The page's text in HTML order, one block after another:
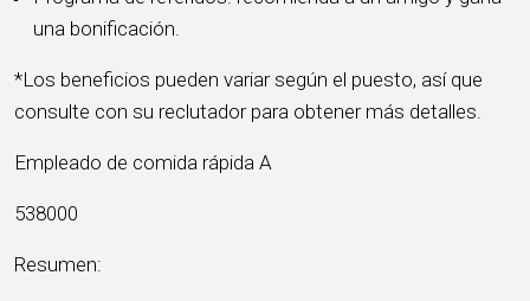
una bonificación.
*Los beneficios pueden variar según el puesto, así que
consulte con su reclutador para obtener más detalles.
Empleado de comida rápida A
538000
Resumen: